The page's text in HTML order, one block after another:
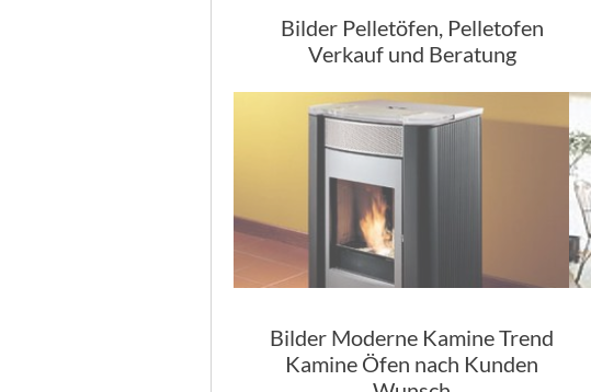
Bilder Pelletöfen, Pelletofen
Verkauf und Beratung
Bilder Moderne Kamine Trend
Kamine Öfen nach Kunden